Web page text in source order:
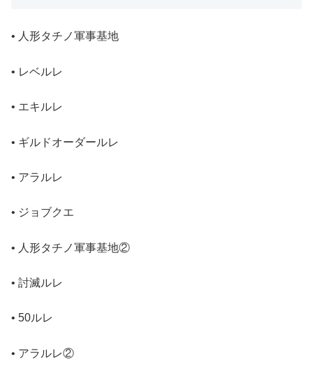
• 人形タチノ軍事基地
• レベルレ
• エキルレ
• ギルドオーダールレ
• アラルレ
• ジョブクエ
• 人形タチノ軍事基地②
• 討滅ルレ
• 50ルレ
• アラルレ②